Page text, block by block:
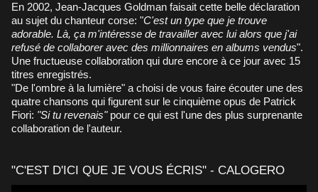
En 2002, Jean-Jacques Goldman faisait cette belle déclaration
au sujet du chanteur corse: "C'est un type que je trouve
adorable. Là, ça m'intéresse de travailler avec lui alors que j'ai
refusé de collaborer avec des millionnaires en albums vendus".
Une fructueuse collaboration qui dure encore à ce jour avec 15
titres enregistrés.
"De l'ombre à la lumière" a choisi de vous faire écouter une des
quatre chansons qui figurent sur le cinquième opus de Patrick
Fiori: "Si tu revenais" pour ce qui est l'une des plus surprenante
collaboration de l'auteur.
"C'EST D'ICI QUE JE VOUS ÉCRIS" - CALOGERO